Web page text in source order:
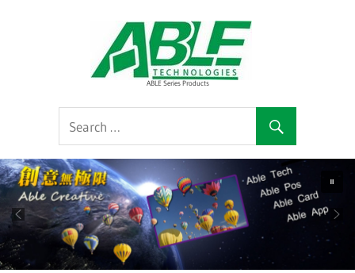
正
ABLE Series Products